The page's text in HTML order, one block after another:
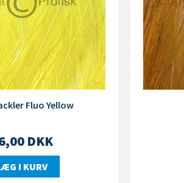
Fluo Yellow
DKK
I KURV